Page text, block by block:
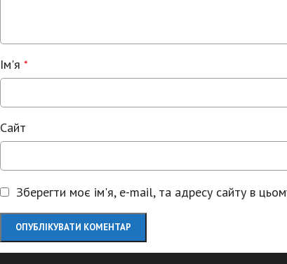
Ім'я *
Сайт
Зберегти моє ім'я, e-mail, та адресу сайту в